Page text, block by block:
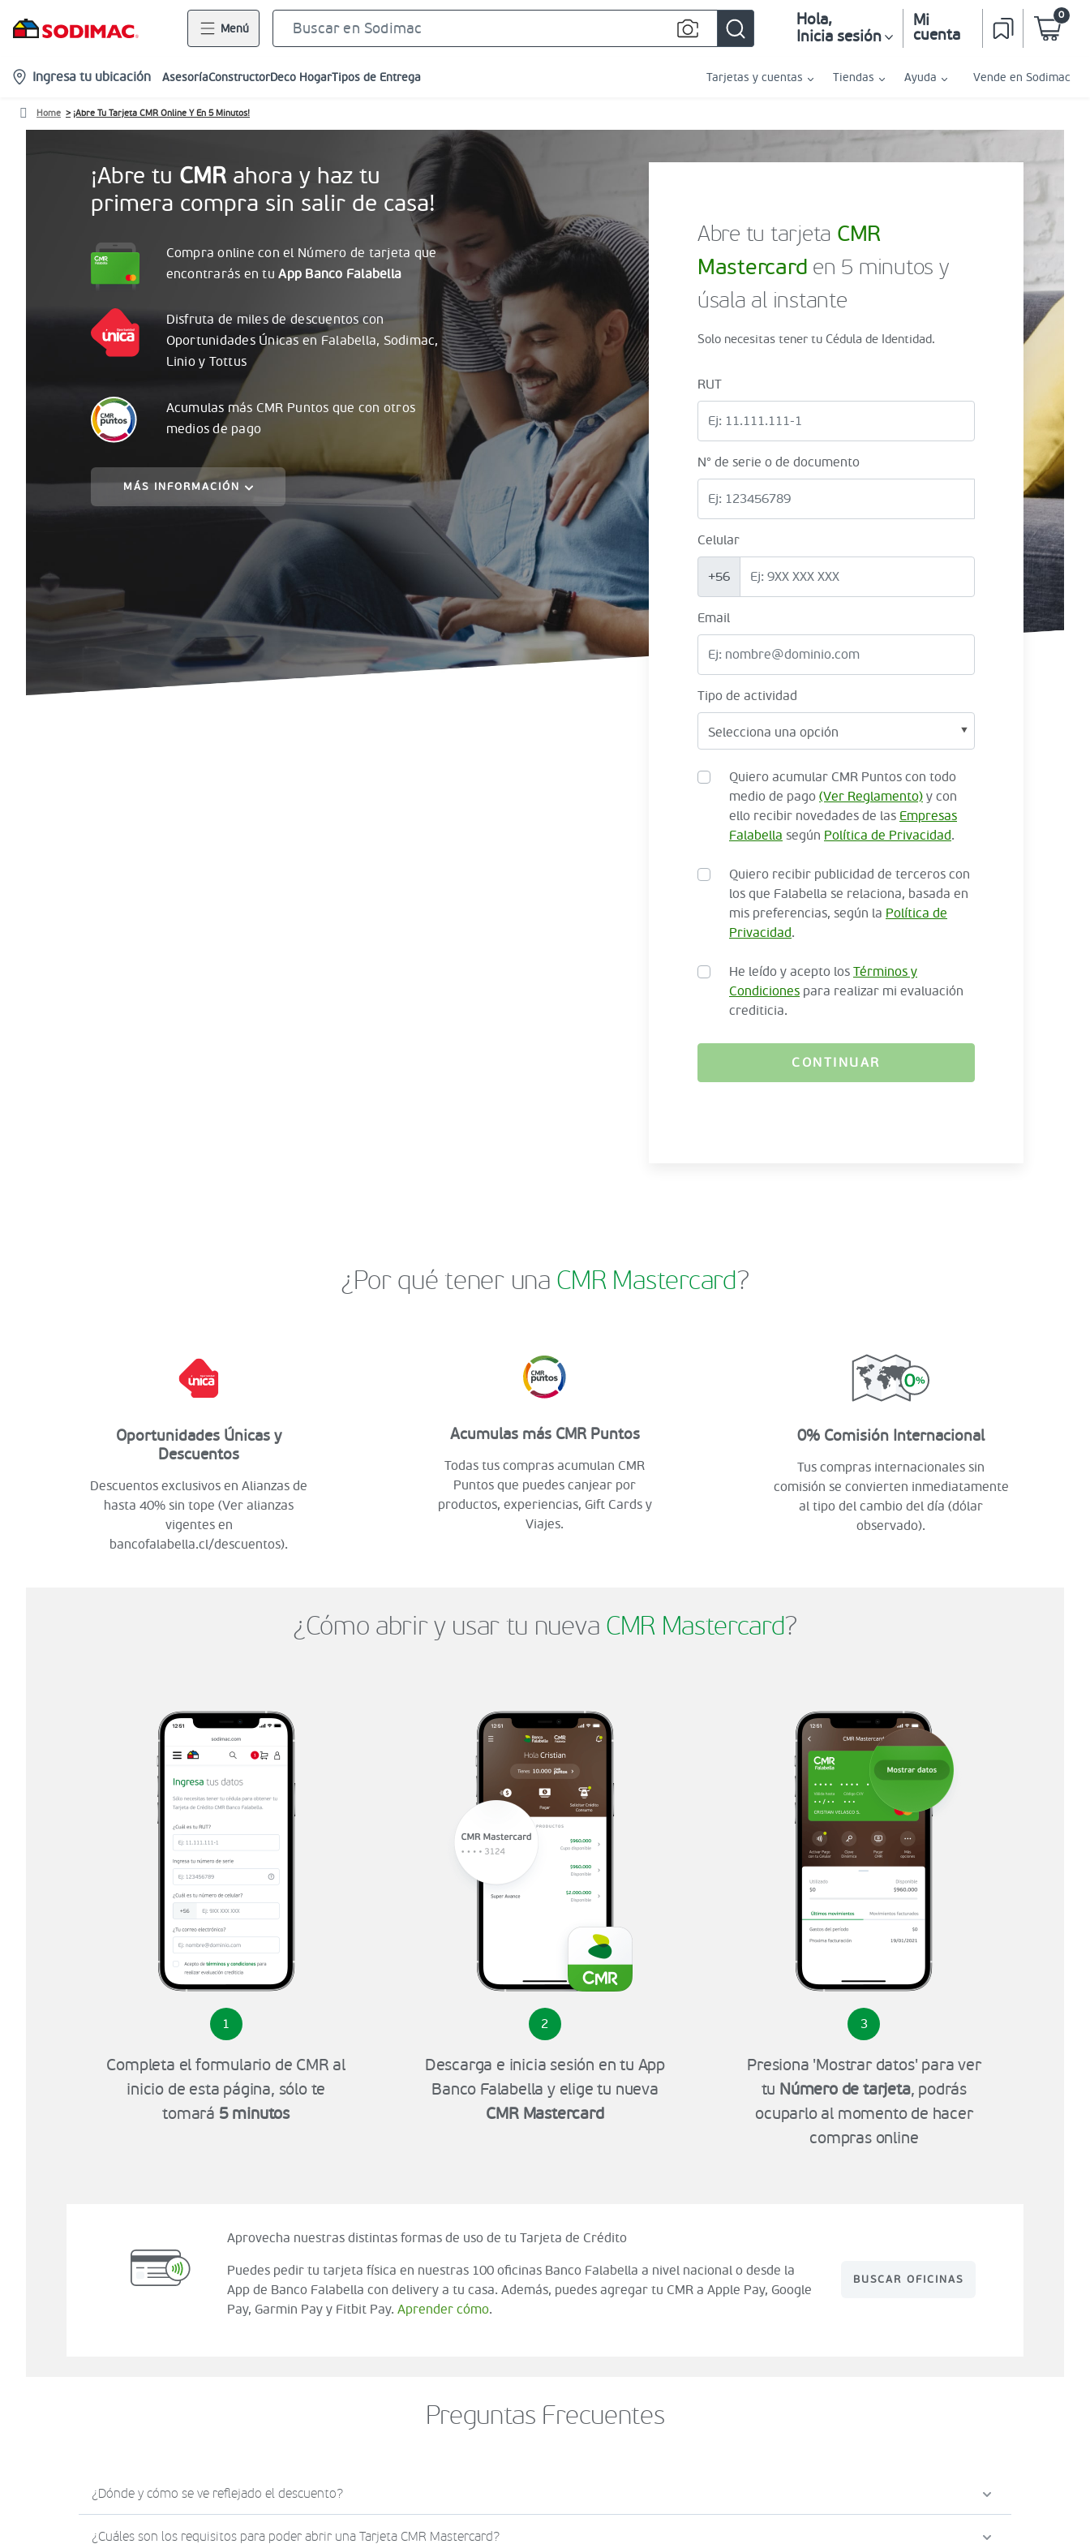
Menú Hola,
Inicia sesión
Mi
cuenta
0
location-
icon
Ingresa tu ubicación AsesoríaConstructorDeco HogarTipos de Entrega Tarjetas y cuentas Tiendas Ayuda Vende en Sodimac
Home ¡Abre Tu Tarjeta CMR Online Y En 5 Minutos!
¡Abre tu CMR ahora y haz tu
primera compra sin salir de casa!
Compra online con el Número de tarjeta que
encontrarás en tu App Banco Falabella
Disfruta de miles de descuentos con
OportunidadesÚnicasen Falabella, Sodimac,
Linio y Tottus
Acumulas más CMR Puntos que con otros
medios de pago
MÁS INFORMACIÓN
Abre tu tarjeta CMR
Mastercard en 5 minutos y
úsala al instante
Solo necesitas tener tu Cédula de Identidad.
RUT
N° de serie o de documento
Celular
+56
Email
Tipo de actividad
Quiero acumular CMR Puntos con todo
medio de pago (Ver Reglamento) y con
ello recibir novedades de las Empresas
Falabella según Política de Privacidad.
Quiero recibir publicidad de terceros con
los que Falabella se relaciona, basada en
mis preferencias, según la Política de
Privacidad.
He leído y acepto los Términos y
Condiciones para realizar mi evaluación
crediticia.
CONTINUAR
¿Por qué tener una CMR Mastercard?
Oportunidades Únicas y
Descuentos
Descuentos exclusivos en Alianzas de
hasta 40% sin tope (Ver alianzas
vigentes en
bancofalabella.cl/descuentos).
Acumulas más CMR Puntos
Todas tus compras acumulan CMR
Puntos que puedes canjear por
productos, experiencias, Gift Cards y
Viajes.
0% Comisión Internacional
Tus compras internacionales sin
comisión se convierten inmediatamente
al tipo del cambio del día (dólar
observado).
¿Cómo abrir y usar tu nueva CMR Mastercard?
1
Completa el formulario de CMR al
inicio de esta página, sólo te
tomará 5 minutos
2
Descarga e inicia sesión en tu App
Banco Falabella y elige tu nueva
CMR Mastercard
3
Presiona 'Mostrar datos' para ver
tu Número de tarjeta, podrás
ocuparlo al momento de hacer
compras online
Aprovecha nuestras distintas formas de uso de tu Tarjeta de Crédito
Puedes pedir tu tarjeta física en nuestras 100 oficinas Banco Falabella a nivel nacional o desde la
App de Banco Falabella con delivery a tu casa. Además, puedes agregar tu CMR a Apple Pay, Google
Pay, Garmin Pay y Fitbit Pay. Aprender cómo.
BUSCAR OFICINAS
Preguntas Frecuentes
¿Dónde y cómo se ve reflejado el descuento?
¿Cuáles son los requisitos para poder abrir una Tarjeta CMR Mastercard?